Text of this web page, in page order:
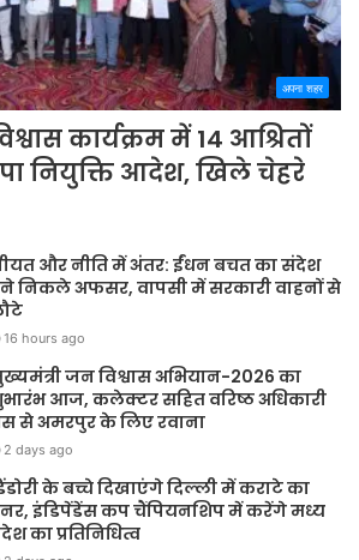
अपना शहर
कार्यक्रम में 14 आश्रितों
नियुक्ति आदेश, खिले चेहरे
और नीति में अंतर: ईंधन बचत का संदेश
निकले अफसर, वापसी में सरकारी वाहनों से
16 hours ago
जन विश्वास अभियान-2026 का
आज, कलेक्टर सहित वरिष्ठ अधिकारी
से अमरपुर के लिए रवाना
2 days ago
के बच्चे दिखाएंगे दिल्ली में कराटे का
इंडिपेंडेंस कप चैंपियनशिप में करेंगे मध्य
का प्रतिनिधित्व